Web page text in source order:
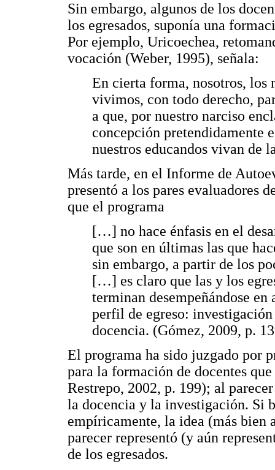
Sin embargo, algunos de los
los egresados, suponía una
Por ejemplo, Uricoechea,
vocación (Weber, 1995), señala:
En cierta forma, nosotros, los
vivimos, con todo derecho,
a que, por nuestro narciso
concepción pretendidamente
nuestros educandos vivan de
Más tarde, en el Informe de
presentó a los pares evaluadores
que el programa
[…] no hace énfasis en el
que son en últimas las que
sin embargo, a partir de los
[…] es claro que las y los
terminan desempeñándose
perfil de egreso:
docencia. (Gómez, 2009, p.
El programa ha sido juzgado por
para la formación de docentes
Restrepo, 2002, p. 199); al
la docencia y la investigación. Si
empíricamente, la idea (más bien
parecer representó (y aún
de los egresados.